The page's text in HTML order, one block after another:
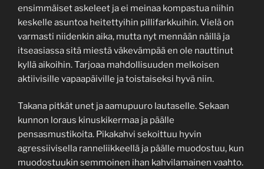
ensimmäiset askeleet ja ei meinaa kompastua niihin
keskelle asuntoa heitettyihin pillifarkkuihin. Vielä on
varmasti niidenkin aika, mutta nyt mennään näillä ja
itseasiassa sitä miestä väkevämpää en ole nauttinut
kyllä aikoihin. Tarjoaa mahdollisuuden melkoisen
aktiivisille vapaapäiville ja toistaiseksi hyvä niin.
Takana pitkät unet ja aamupuuro lautaselle. Sekaan
kunnon loraus kinuskikermaa ja päälle
pensasmustikoita. Pikakahvi sekoittuu hyvin
agressiivisella ranneliikkeellä ja päälle muodostuu, kun
muodostuukin semmoinen ihan kahvilamainen vaahto.